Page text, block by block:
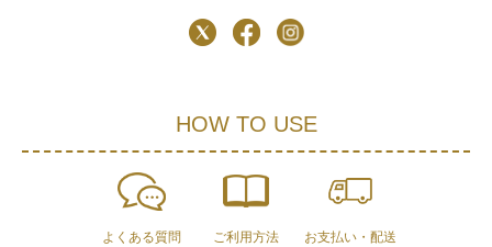
HOW TO USE
よくある質問 ご利用方法
お支払い・配送